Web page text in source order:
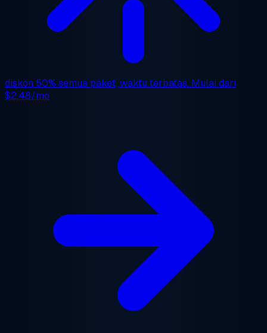
diskon 50% semua paket, waktu terbatas. Mulai dari
$2.48/mo